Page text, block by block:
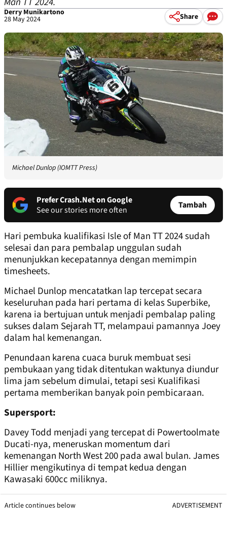
Derry Munikartono
28 May 2024 Share
Michael Dunlop (IOMTT Press)
Prefer Crash.Net on Google
See our stories more often
Tambah
Hari pembuka kualifikasi Isle of Man TT 2024 sudah
selesai dan para pembalap unggulan sudah
menunjukkan kecepatannya dengan memimpin
timesheets.
Michael Dunlop mencatatkan lap tercepat secara
keseluruhan pada hari pertama di kelas Superbike,
karena ia bertujuan untuk menjadi pembalap paling
sukses dalam Sejarah TT, melampaui pamannya Joey
dalam hal kemenangan.
Penundaan karena cuaca buruk membuat sesi
pembukaan yang tidak ditentukan waktunya diundur
lima jam sebelum dimulai, tetapi sesi Kualifikasi
pertama memberikan banyak poin pembicaraan.
Supersport:
Davey Todd menjadi yang tercepat di Powertoolmate
Ducati-nya, meneruskan momentum dari
kemenangan North West 200 pada awal bulan. James
Hillier mengikutinya di tempat kedua dengan
Kawasaki 600cc miliknya.
Article continues below ADVERTISEMENT